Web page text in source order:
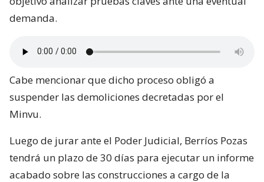
demanda.
Cabe mencionar que dicho proceso obligó a
suspender las demoliciones decretadas por el
Minvu.
Luego de jurar ante el Poder Judicial, Berríos Pozas
tendrá un plazo de 30 días para ejecutar un informe
acabado sobre las construcciones a cargo de la